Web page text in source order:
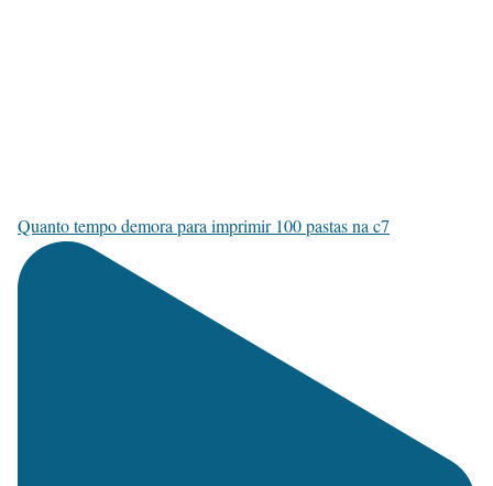
Quanto tempo demora para imprimir 100 pastas na c7